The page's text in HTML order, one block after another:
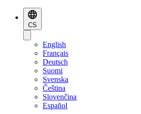
CS
English
Français
Deutsch
Suomi
Svenska
Čeština
Slovenčina
Español